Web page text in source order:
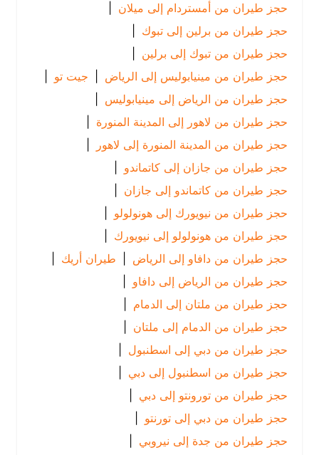
حجز طيران من أمستردام إلى ميلان |
حجز طيران من برلين إلى تبوك
|
حجز طيران من تبوك إلى برلين |
حجز طيران من مينيابوليس إلى الرياض
| جيت تو |
حجز طيران من الرياض إلى مينيابوليس |
حجز طيران من لاهور إلى المدينة المنورة |
حجز طيران من المدينة المنورة إلى لاهور |
حجز طيران من جازان إلى كاتماندو |
حجز طيران من كاتماندو إلى جازان
|
حجز طيران من نيويورك إلى هونولولو |
حجز طيران من هونولولو إلى نيويورك |
حجز طيران من دافاو إلى الرياض
| طيران أريك
|
حجز طيران من الرياض إلى دافاو
|
حجز طيران من ملتان إلى الدمام
|
حجز طيران من الدمام إلى ملتان |
حجز طيران من دبي إلى اسطنبول |
حجز طيران من اسطنبول إلى دبي |
حجز طيران من تورونتو إلى دبي |
حجز طيران من دبي إلى تورنتو |
حجز طيران من جدة إلى نيروبي |